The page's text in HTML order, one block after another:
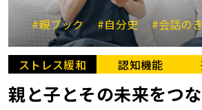
#親ブック #自分史 #会話の
ストレス緩和 認知機能
親と子とその未来をつ